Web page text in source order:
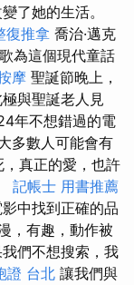
了她的生活。
復推拿 喬治·邁克
為這個現代童話
摩 聖誕節晚上，
與聖誕老人見
年不想錯過的電
多數人可能會有
真正的愛，也許
記帳士 用書推薦
中找到正確的品
，有趣，動作被
們不想搜索，我
證 台北 讓我們與